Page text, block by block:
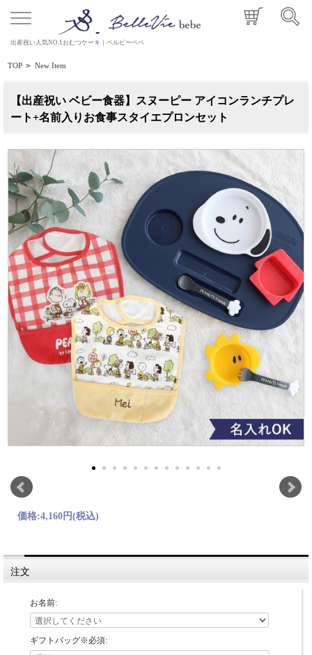
出産祝い人気NO.1おむつケーキ｜ベルビーベベ
TOP > New Item
【出産祝い ベビー食器】スヌーピー アイコンランチプレ
ート+名前入りお食事スタイエプロンセット
価格:4,160円(税込)
注文
お名前:
ギフトバッグ※必須: